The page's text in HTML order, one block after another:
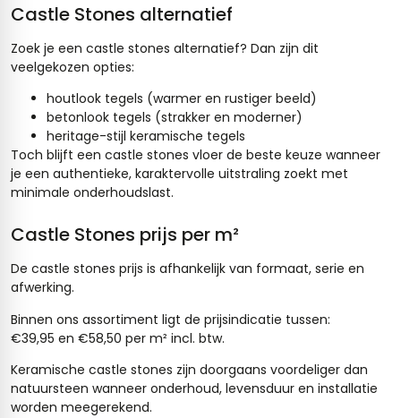
Castle Stones alternatief
Zoek je een castle stones alternatief? Dan zijn dit
veelgekozen opties:
houtlook tegels (warmer en rustiger beeld)
betonlook tegels (strakker en moderner)
heritage-stijl keramische tegels
Toch blijft een castle stones vloer de beste keuze wanneer
je een authentieke, karaktervolle uitstraling zoekt met
minimale onderhoudslast.
Castle Stones prijs per m²
De castle stones prijs is afhankelijk van formaat, serie en
afwerking.
Binnen ons assortiment ligt de prijsindicatie tussen:
€39,95 en €58,50 per m² incl. btw.
Keramische castle stones zijn doorgaans voordeliger dan
natuursteen wanneer onderhoud, levensduur en installatie
worden meegerekend.